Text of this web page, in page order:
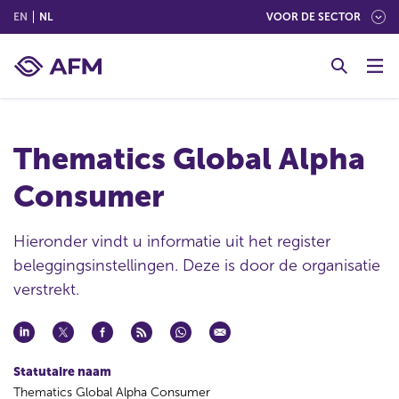
EN (ENGLISH)
NL(NEDERLANDS (NEDERLAND)) VOOR DE SECTOR
Thematics Global Alpha
Consumer
Hieronder vindt u informatie uit het register
beleggingsinstellingen. Deze is door de organisatie
verstrekt.
Statutaire naam
Thematics Global Alpha Consumer